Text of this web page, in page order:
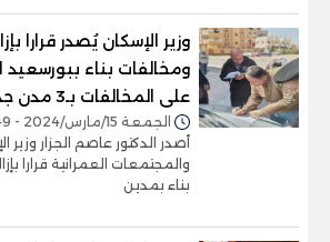
وزير الإسكان يُصدر قرارا
ومخالفات بناء ببورسعيد
على المخالفات بـ3 مدن جديدة (صور)
الجمعة 15/مارس/2024 - 02:49 م
أصدر الدكتور عاصم الجزار وزير
والمجتمعات العمرانية قرارا
بناء بمدين